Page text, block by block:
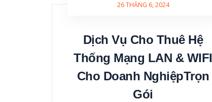
26 THÁNG 6, 2024
Dịch Vụ Cho Thuê Hệ
Thống Mạng LAN & WIFI
Cho Doanh NghiệpTrọn
Gói